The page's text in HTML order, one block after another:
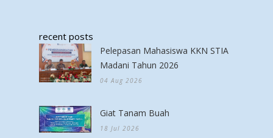
recent posts
Pelepasan Mahasiswa KKN STIA
Madani Tahun 2026
04 Aug 2026
Giat Tanam Buah
18 Jul 2026